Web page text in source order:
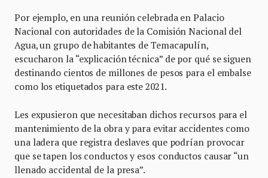
Por ejemplo, en una reunión celebrada en Palacio
Nacional con autoridades de la Comisión Nacional del
Agua, un grupo de habitantes de Temacapulín,
escucharon la “explicación técnica” de por qué se siguen
destinando cientos de millones de pesos para el embalse
como los etiquetados para este 2021.
Les expusieron que necesitaban dichos recursos para el
mantenimiento de la obra y para evitar accidentes como
una ladera que registra deslaves que podrían provocar
que se tapen los conductos y esos conductos causar “un
llenado accidental de la presa”.